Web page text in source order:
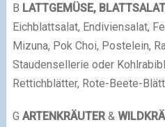
B LATTGEMÜSE,
Eichblattsalat, Endiviensalat,
Mizuna, Pok Choi, Postelein,
Staudensellerie oder
Rettichblätter, Rote-Beete-
G ARTENKRÄUTER &